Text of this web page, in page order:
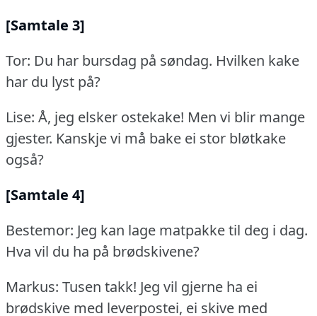
[Samtale 3]
Tor: Du har bursdag på søndag. Hvilken kake
har du lyst på?
Lise: Å, jeg elsker ostekake! Men vi blir mange
gjester. Kanskje vi må bake ei stor bløtkake
også?
[Samtale 4]
Bestemor: Jeg kan lage matpakke til deg i dag.
Hva vil du ha på brødskivene?
Markus: Tusen takk! Jeg vil gjerne ha ei
brødskive med leverpostei, ei skive med